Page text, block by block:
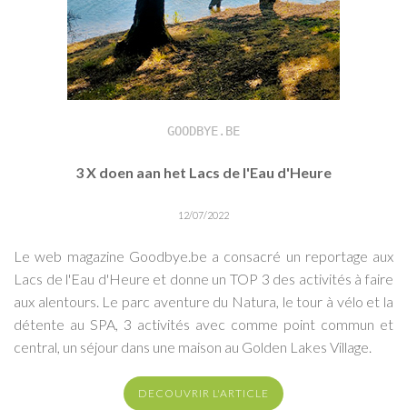
GOODBYE.BE
3 X doen aan het Lacs de l'Eau d'Heure
12/07/2022
Le web magazine Goodbye.be a consacré un reportage aux
Lacs de l'Eau d'Heure et donne un TOP 3 des activités à faire
aux alentours. Le parc aventure du Natura, le tour à vélo et la
détente au SPA, 3 activités avec comme point commun et
central, un séjour dans une maison au Golden Lakes Village.
DECOUVRIR L'ARTICLE